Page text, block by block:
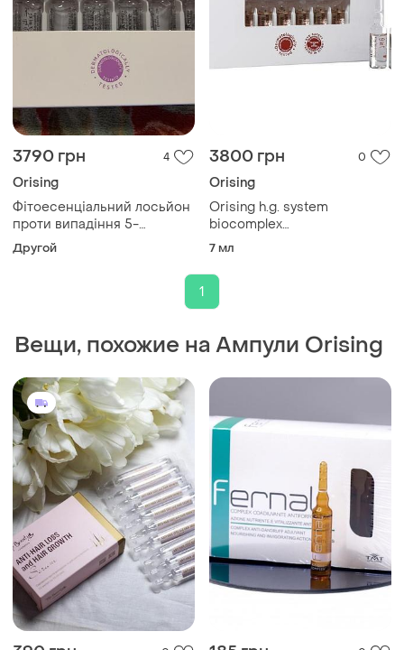
3790 грн 4
Orising
Фітоесенціальний лосьйон
проти випадіння 5-
alforising orising
Другой
3800 грн 0
Orising
Orising h.g. system
biocomplex
фітоесенціальний лосьйон
12*7 мл
7 мл
1
Вещи, похожие на Ампули Orising